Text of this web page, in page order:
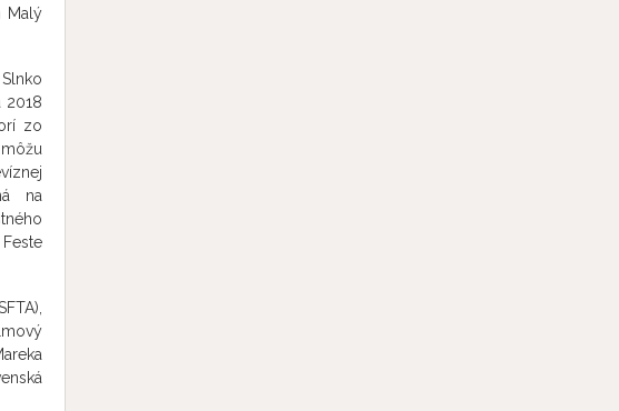
Malý
2018
zo
na